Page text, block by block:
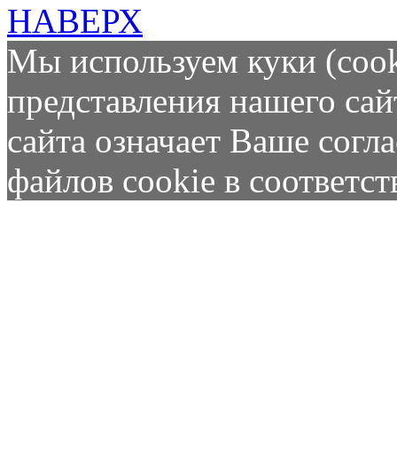
НАВЕРХ
Мы используем куки
представления нашего
сайта означает Ваше
файлов cookie в